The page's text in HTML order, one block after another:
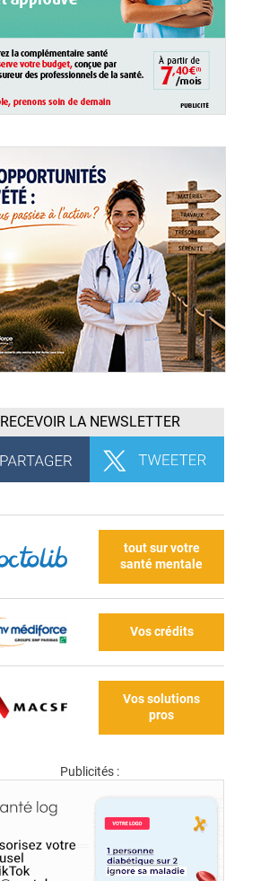
RECEVOIR LA NEWSLETTER
tout sur votre
santé mentale
Vos crédits
Vos solutions
pros
Publicités :